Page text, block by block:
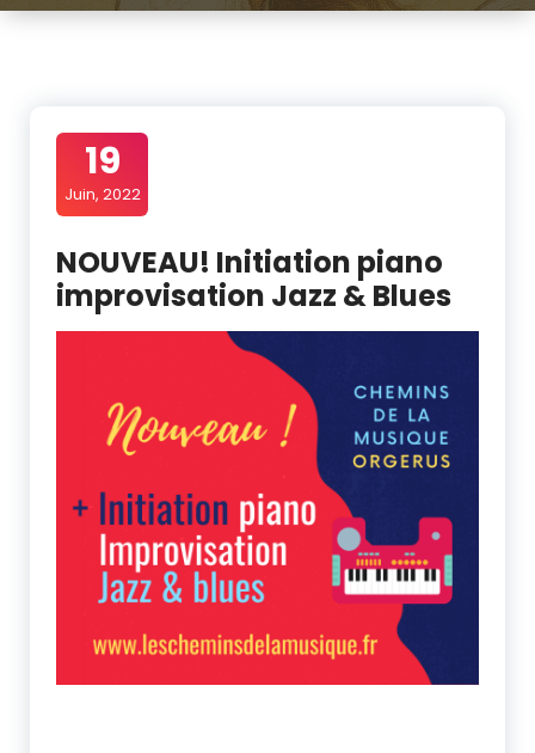
19
Juin, 2022
NOUVEAU! Initiation piano
improvisation Jazz & Blues